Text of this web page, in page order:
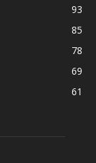
93
85
78
69
61